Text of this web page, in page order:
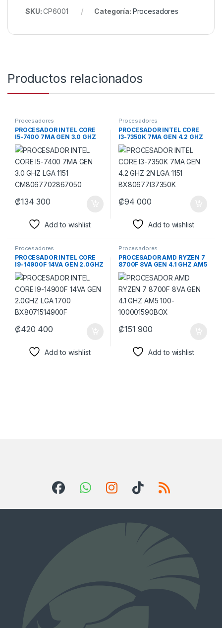
SKU:CP6001 Categoría: Procesadores
Productos relacionados
Procesadores
PROCESADOR INTEL CORE
I5-7400 7MA GEN 3.0 GHZ
LGA 1151
CM8067702867050
₡134 300
Add to wishlist
Procesadores
PROCESADOR INTEL CORE
I3-7350K 7MA GEN 4.2 GHZ
2N LGA 1151
BX80677I37350K
₡94 000
Add to wishlist
Procesadores
PROCESADOR INTEL CORE
I9-14900F 14VA GEN 2.0GHZ
LGA 1700 BX8071514900F
₡420 400
Add to wishlist
Procesadores
PROCESADOR AMD RYZEN 7
8700F 8VA GEN 4.1 GHZ AM5
100-100001590BOX
₡151 900
Add to wishlist